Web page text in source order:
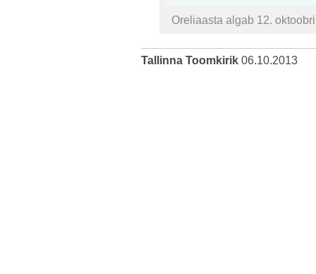
Oreliaasta algab 12.
Tallinna Toomkirik 06.10.2013